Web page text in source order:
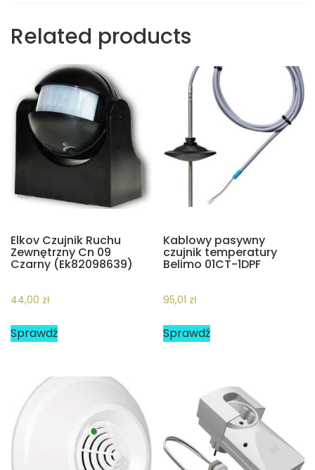
Related products
Elkov Czujnik Ruchu
Zewnętrzny Cn 09
Czarny (Ek82098639)
44,00 zł
Sprawdź
Kablowy pasywny
czujnik temperatury
Belimo 01CT-1DPF
95,01 zł
Sprawdź